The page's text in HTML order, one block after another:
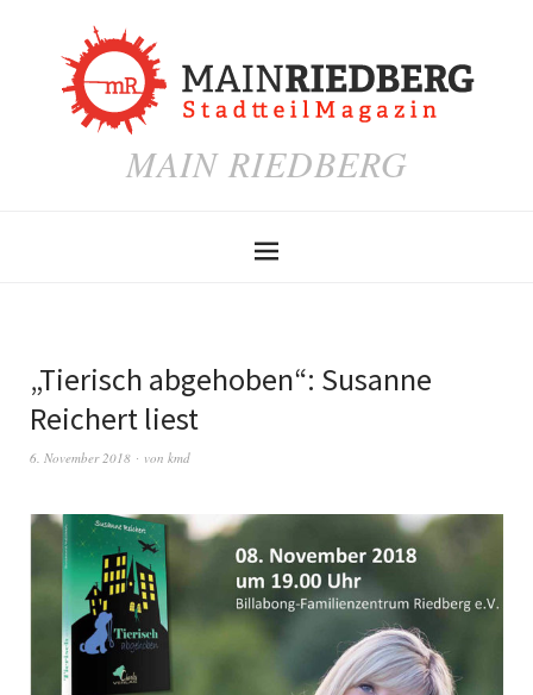
MAIN RIEDBERG
„Tierisch abgehoben“: Susanne
Reichert liest
6. November 2018 von kmd